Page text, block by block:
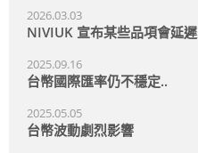
2026.03.03
NIVIUK 宣布某些品項會延遲
2025.09.16
台幣國際匯率仍不穩定..
2025.05.05
台幣波動劇烈影響